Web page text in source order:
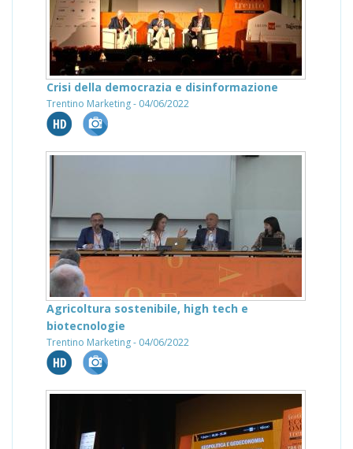
Crisi della democrazia e disinformazione
Trentino Marketing - 04/06/2022
Agricoltura sostenibile, high tech e
biotecnologie
Trentino Marketing - 04/06/2022